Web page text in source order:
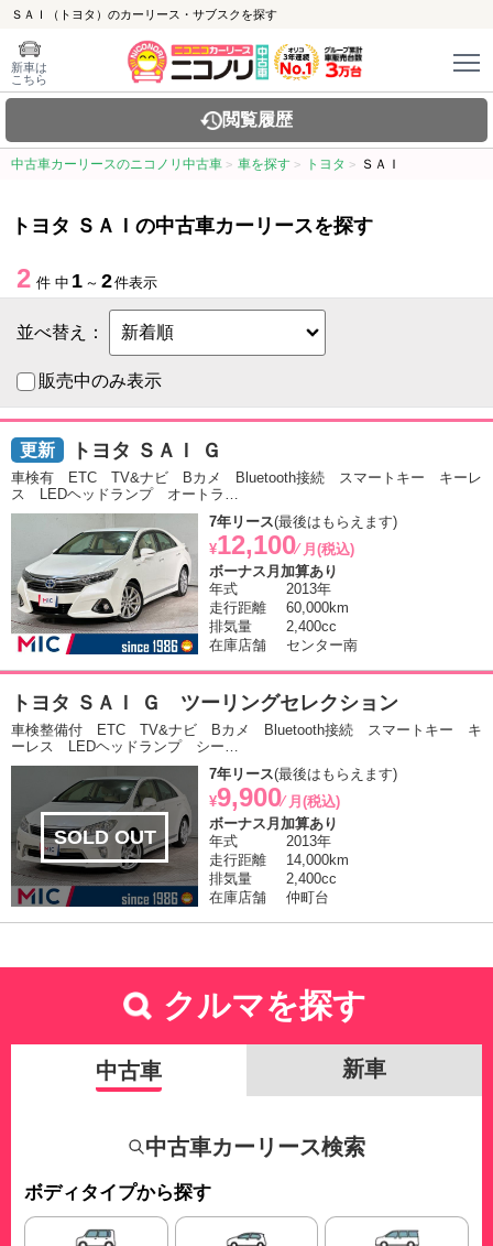
ＳＡＩ（トヨタ）のカーリース・サブスクを探す
新車は
こちら
閲覧履歴
中古車カーリースのニコノリ中古車 車を探す トヨタ ＳＡＩ
トヨタ ＳＡＩの中古車カーリースを探す
2 件 中 1 ～ 2件表示
並べ替え：
販売中のみ表示
トヨタ ＳＡＩ Ｇ
車検有 ETC TV&ナビ Bカメ Bluetooth接続 スマートキー キーレ
ス LEDヘッドランプ オートラ…
7年リース(最後はもらえます)
¥12,100⁄ 月(税込)
ボーナス月加算あり
年式
2013年
走行距離
60,000km
排気量
2,400cc
在庫店舗
センター南
トヨタ ＳＡＩ Ｇ ツーリングセレクション
車検整備付 ETC TV&ナビ Bカメ Bluetooth接続 スマートキー キ
ーレス LEDヘッドランプ シー…
SOLD OUT
7年リース(最後はもらえます)
¥9,900⁄ 月(税込)
ボーナス月加算あり
年式
2013年
走行距離
14,000km
排気量
2,400cc
在庫店舗
仲町台
クルマを探す
中古車 新車
中古車カーリース検索
ボディタイプから探す